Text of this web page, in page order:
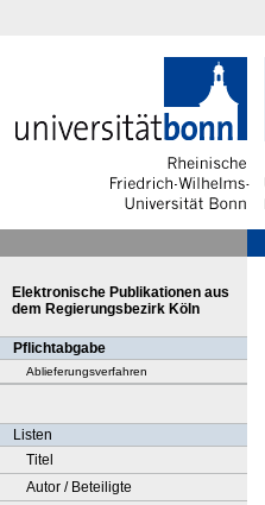
Elektronische Publikationen aus
dem Regierungsbezirk Köln
Pflichtabgabe
Ablieferungsverfahren
Listen
Titel
Autor / Beteiligte